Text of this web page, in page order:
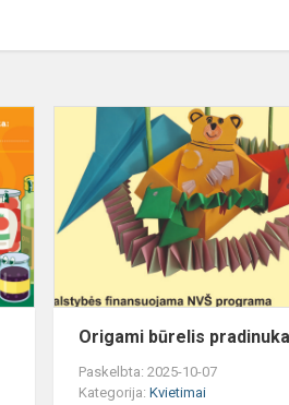
akcija
„Pasirašyk
geriems
Origami būrelis
Paskelbta: 2025-10-07
Kategorija:Kvietimai